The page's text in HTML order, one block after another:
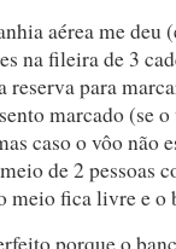
aérea me deu
na fileira de 3
para
marcado (se
caso o vôo não
de 2 pessoas
meio fica livre e